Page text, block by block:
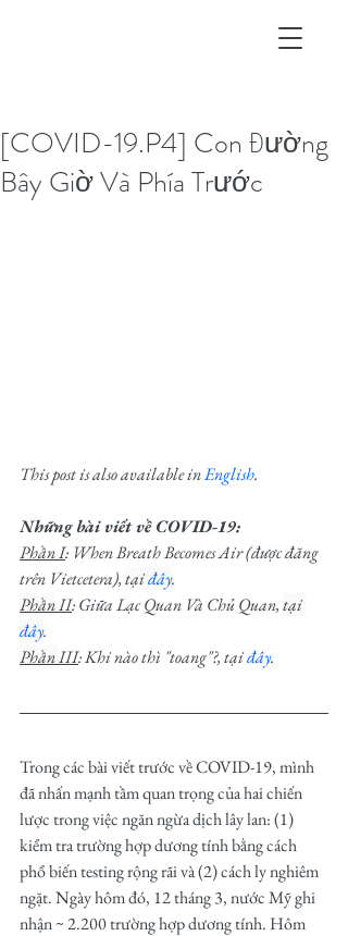
[COVID-19.P4] Con Đường
Bây Giờ Và Phía Trước
This post is also available in English.
Những bài viết về COVID-19:
Phần I: When Breath Becomes Air (được đăng
trên Vietcetera), tại đây.
Phần II: Giữa Lạc Quan Và Chủ Quan, tại
đây.
Phần III: Khi nào thì "toang"?, tại đây.
Trong các bài viết trước về COVID-19, mình
đã nhấn mạnh tầm quan trọng của hai chiến
lược trong việc ngăn ngừa dịch lây lan: (1)
kiểm tra trường hợp dương tính bằng cách
phổ biến testing rộng rãi và (2) cách ly nghiêm
ngặt. Ngày hôm đó, 12 tháng 3, nước Mỹ ghi
nhận ~ 2.200 trường hợp dương tính. Hôm